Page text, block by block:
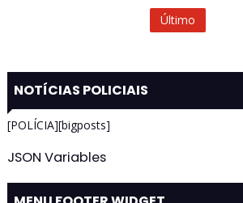
Último
NOTÍCIAS POLICIAIS
[POLÍCIA][bigposts]
JSON Variables